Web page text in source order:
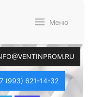
Меню
(993) 621-14-32